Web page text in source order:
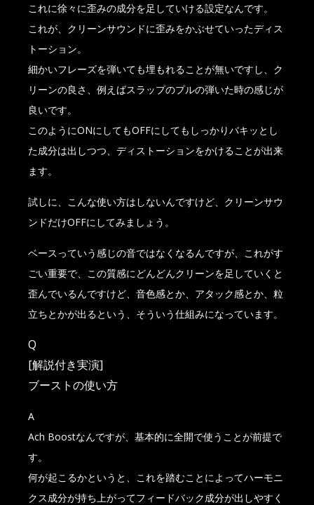
これに徐々に歪みの成分を足していける設定なんです。
これが、クリーンサウンドに歪みをかぶせていったディス
トーション。
細かいフレーズを弾いても埋もれることが無いですし、ク
リーンの良さ、例えばスラップのプルの弾いた時の感じが
良いです。
このようにONにしてもOFFにしてもしっかりバキッとし
た成分は出しつつ、ディストーションをかけることが出来
ます。
試しに、こんな使い方はしないんですけど、クリーンサウ
ンドだけOFFにしてみましょう。
ベースっていう感じの音ではなくなるんですが、これがす
ごい重要で、この質感にどんどんクリーンを足していくと
歪んでいるんですけど、音色感とか、アタック感とか、粒
立ちとかが出るという、そういう仕組みになっています。
Q
[解説付き実演]
ブーストの使い方
A
Ach Boostなんですが、基本的に全開で使うことが前提で
す。
何が起こるかというと、これを踏むことによってハーモニ
クス成分が持ち上がってフィードバック成分が出しやすく